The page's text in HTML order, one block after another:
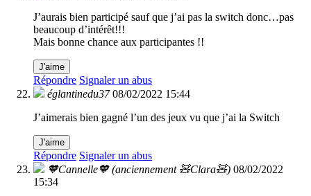
J’aurais bien participé sauf que j’ai pas la switch donc…pas
beaucoup d’intérêt!!!
Mais bonne chance aux participantes !!
J'aime
Répondre Signaler un abus
églantinedu37 08/02/2022 15:44
J’aimerais bien gagné l’un des jeux vu que j’ai la Switch
J'aime
Répondre Signaler un abus
🧡Cannelle🧡 (anciennement 🧸Clara🧸) 08/02/2022
15:34